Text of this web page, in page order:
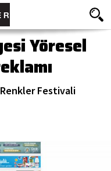
Yöresel
Festivali